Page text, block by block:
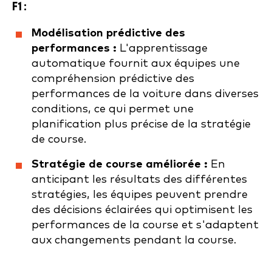
F1 :
Modélisation prédictive des
performances : L'apprentissage
automatique fournit aux équipes une
compréhension prédictive des
performances de la voiture dans diverses
conditions, ce qui permet une
planification plus précise de la stratégie
de course.
Stratégie de course améliorée : En
anticipant les résultats des différentes
stratégies, les équipes peuvent prendre
des décisions éclairées qui optimisent les
performances de la course et s'adaptent
aux changements pendant la course.